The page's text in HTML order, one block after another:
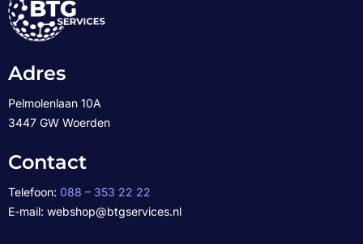
Adres
Pelmolenlaan 10A
3447 GW Woerden
Contact
Telefoon: 088 – 353 22 22
E-mail: webshop@btgservices.nl